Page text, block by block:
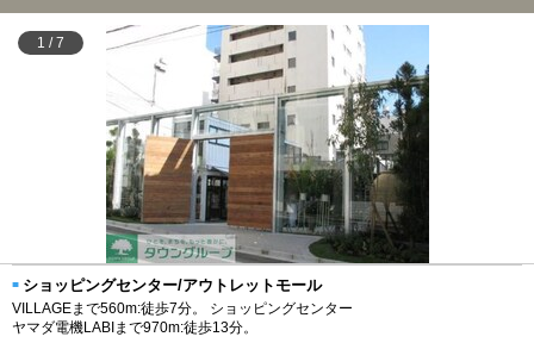
1 /7
ショッピングセンター/アウトレットモール
VILLAGEまで560m:徒歩7分。 ショッピングセンター
ヤマダ電機LABIまで970m:徒歩13分。